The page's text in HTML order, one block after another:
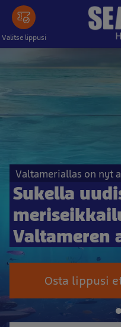
Tästä
pääsisältöön
Valitse lippusi
Valtameriallas on nyt
Sukella
Valtameren
Osta lippusi